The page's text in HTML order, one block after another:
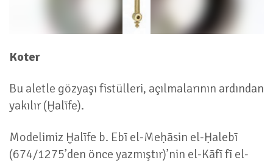
Koter
Bu aletle gözyaşı fistülleri, açılmalarının ardından
yakılır (Ḫalīfe).
Modelimiz Ḫalīfe b. Ebī el-Meḥāsin el-Ḥalebī
(674/1275’den önce yazmıştır)’nin el-Kāfī fī el-